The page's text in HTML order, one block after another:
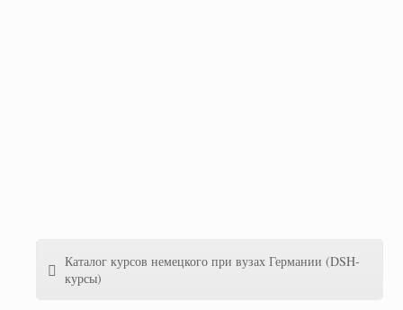
Каталог курсов немецкого при вузах Германии (DSH-
курсы)